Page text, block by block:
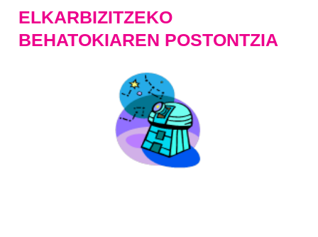
ELKARBIZITZEKO
BEHATOKIAREN POSTONTZIA